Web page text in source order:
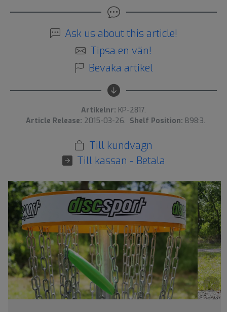
Ask us about this article!
Tipsa en vän!
Bevaka artikel
Artikelnr: KP-2817.
Article Release: 2015-03-26. Shelf Position: B98:3.
Till kundvagn
Till kassan - Betala
›